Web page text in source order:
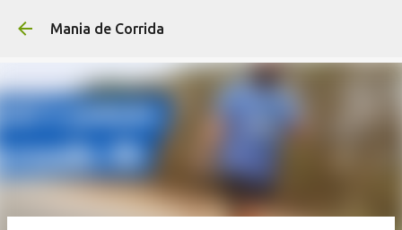
Mania de Corrida